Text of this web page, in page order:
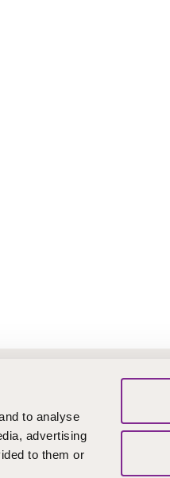
to analyse
advertising
to them or
Opintotoimisto
Laskutusosoite
Materiaalipankki